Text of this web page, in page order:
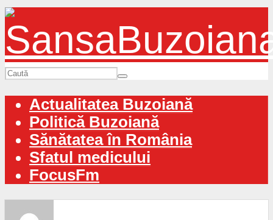
Actualitatea Buzoiană
Politică Buzoiană
Sănătatea în România
Sfatul medicului
FocusFm